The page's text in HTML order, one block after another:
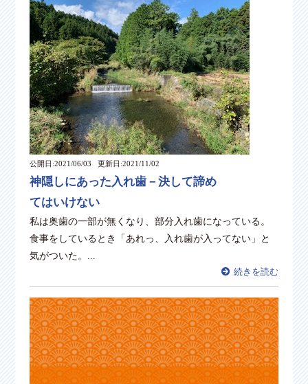
公開日:2021/06/03 更新日:2021/11/02
神隠しにあった入れ歯－決して諦め
てはいけない
私は奥歯の一部が無くなり、部分入れ歯になっている。
食事をしているとき「あれっ、入れ歯が入ってない」と
気がついた。...
続きを読む